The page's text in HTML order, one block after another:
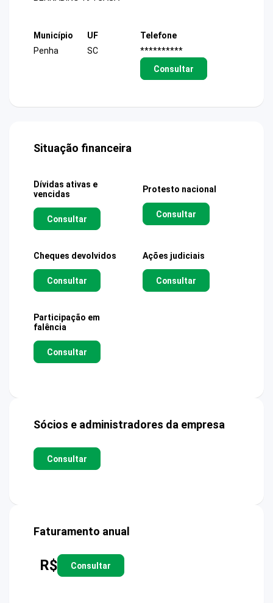
Município
Penha
UF
SC
Telefone
**********
Consultar
Situação financeira
Dívidas ativas e
vencidas
Consultar
Protesto nacional
Consultar
Cheques devolvidos
Consultar
Ações judiciais
Consultar
Participação em
falência
Consultar
Sócios e administradores da empresa
Consultar
Faturamento anual
R$ Consultar